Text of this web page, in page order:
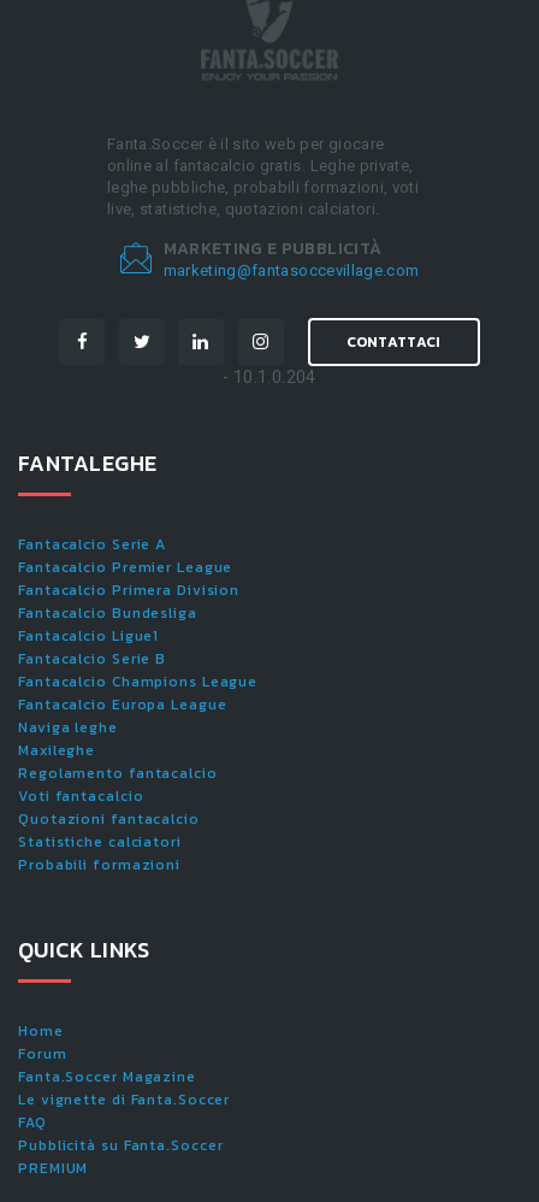
Fanta.Soccer è il sito web per giocare
online al fantacalcio gratis. Leghe private,
leghe pubbliche, probabili formazioni, voti
live, statistiche, quotazioni calciatori.
MARKETING E PUBBLICITÀ
marketing@fantasoccevillage.com
CONTATTACI
- 10.1.0.204
FANTALEGHE
Fantacalcio Serie A
Fantacalcio Premier League
Fantacalcio Primera Division
Fantacalcio Bundesliga
Fantacalcio Ligue1
Fantacalcio Serie B
Fantacalcio Champions League
Fantacalcio Europa League
Naviga leghe
Maxileghe
Regolamento fantacalcio
Voti fantacalcio
Quotazioni fantacalcio
Statistiche calciatori
Probabili formazioni
QUICK LINKS
Home
Forum
Fanta.Soccer Magazine
Le vignette di Fanta.Soccer
FAQ
Pubblicità su Fanta.Soccer
PREMIUM